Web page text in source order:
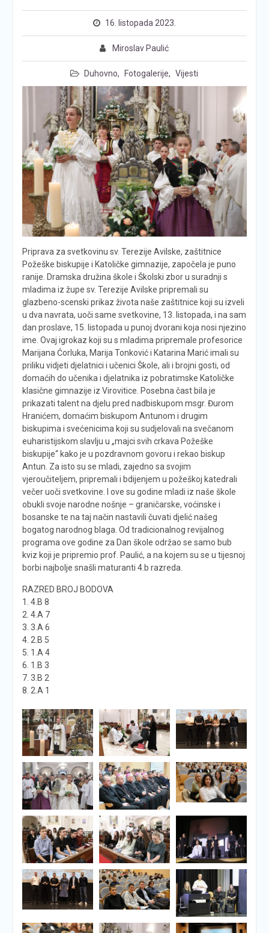
16. listopada 2023.
Miroslav Paulić
Duhovno, Fotogalerije, Vijesti
Priprava za svetkovinu sv. Terezije Avilske, zaštitnice
Požeške biskupije i Katoličke gimnazije, započela je puno
ranije. Dramska družina škole i Školski zbor u suradnji s
mladima iz župe sv. Terezije Avilske pripremali su
glazbeno-scenski prikaz života naše zaštitnice koji su izveli
u dva navrata, uoči same svetkovine, 13. listopada, i na sam
dan proslave, 15. listopada u punoj dvorani koja nosi njezino
ime. Ovaj igrokaz koji su s mladima pripremale profesorice
Marijana Ćorluka, Marija Tonković i Katarina Marić imali su
priliku vidjeti djelatnici i učenici Škole, ali i brojni gosti, od
domaćih do učenika i djelatnika iz pobratimske Katoličke
klasične gimnazije iz Virovitice. Posebna čast bila je
prikazati talent na djelu pred nadbiskupom msgr. Đurom
Hranićem, domaćim biskupom Antunom i drugim
biskupima i svećenicima koji su sudjelovali na svečanom
euharistijskom slavlju u „majci svih crkava Požeške
biskupije“ kako je u pozdravnom govoru i rekao biskup
Antun. Za isto su se mladi, zajedno sa svojim
vjeroučiteljem, pripremali i bdijenjem u požeškoj katedrali
večer uoči svetkovine. I ove su godine mladi iz naše škole
obukli svoje narodne nošnje – graničarske, voćinske i
bosanske te na taj način nastavili čuvati djelić našeg
bogatog narodnog blaga. Od tradicionalnog revijalnog
programa ove godine za Dan škole održao se samo bub
kviz koji je pripremio prof. Paulić, a na kojem su se u tijesnoj
borbi najbolje snašli maturanti 4.b razreda.
RAZRED BROJ BODOVA
1. 4.B 8
2. 4.A 7
3. 3.A 6
4. 2.B 5
5. 1.A 4
6. 1.B 3
7. 3.B 2
8. 2.A 1